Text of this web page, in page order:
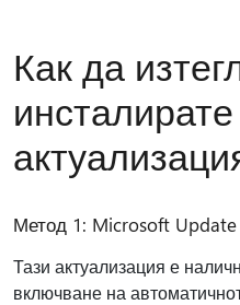
Как да
инсталирате
Метод 1: Microsoft Update
Тази актуализация е
включване на